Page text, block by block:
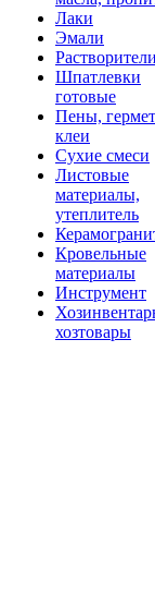
Лаки
Эмали
Растворители
Шпатлевки
готовые
Пены,
клеи
Сухие смеси
Листовые
материалы,
утеплитель
Кровельные
материалы
Инструмент
хозтовары